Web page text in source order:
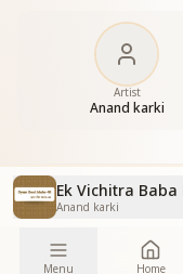
Artist
Anand karki
Ek Vichitra Baba
Anand karki
Menu Home